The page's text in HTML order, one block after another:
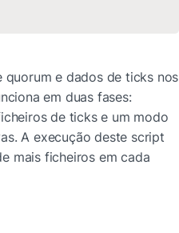
e dados de ticks nos
em duas fases:
de ticks e um modo
A execução deste script
mais ficheiros em cada